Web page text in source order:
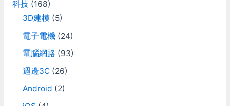
科技(168)
3D建模 (5)
電子電機(24)
電腦網路 (93)
週邊3C(26)
Android (2)